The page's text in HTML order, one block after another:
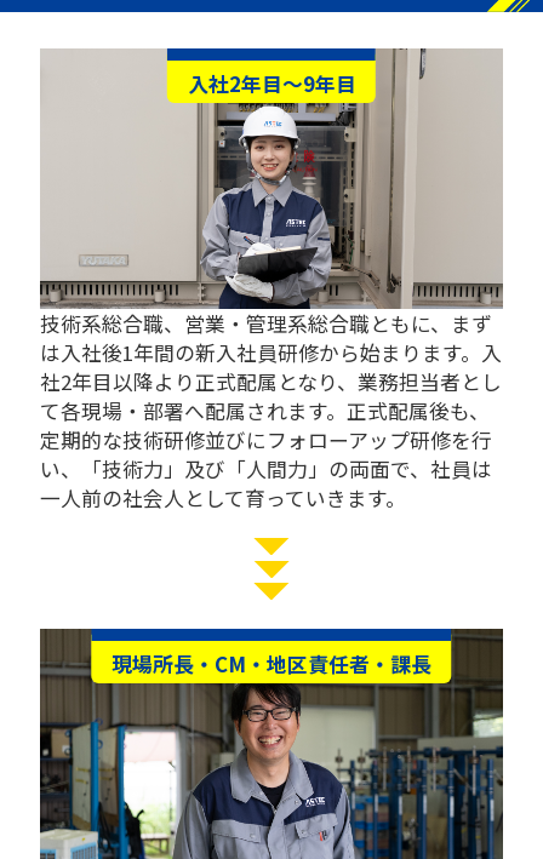
入社2年目～9年目
技術系総合職、営業・管理系総合職ともに、まず
は入社後1年間の新入社員研修から始まります。入
社2年目以降より正式配属となり、業務担当者とし
て各現場・部署へ配属されます。正式配属後も、
定期的な技術研修並びにフォローアップ研修を行
い、「技術力」及び「人間力」の両面で、社員は
一人前の社会人として育っていきます。
現場所長・CM・地区責任者・課長